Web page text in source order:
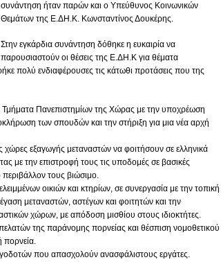
συνάντηση ήταν παρών και ο Υπεύθυνος Κοινωνικών
Θεμάτων της Ε.ΔΗ.Κ. Κωνσταντίνος Δουκέρης.
Στην εγκάρδια συνάντηση δόθηκε η ευκαιρία να
παρουσιαστούν οι θέσεις της Ε.ΔΗ.Κ για θέματα
πολύ ενδιαφέρουσες τις κάτωθι προτάσεις που της
Πανεπιστημίων της Χώρας με την υποχρέωση
των σπουδών και την στήριξη για μια νέα αρχή
χώρες εξαγωγής μεταναστών να φοιτήσουν σε ελληνικά
με την επιστροφή τους τις υποδομές σε βασικές
τους βιώσιμο.
οικιών και κτηρίων, σε συνεργασία με την τοπική
μεταναστών, αστέγων και φοιτητών και την
χώρων, με απόδοση μισθίου στους ιδιοκτήτες.
της παράνομης πορνείας και θέσπιση νομοθετικού
πορνεία.
που απασχολούν ανασφάλιστους εργάτες.